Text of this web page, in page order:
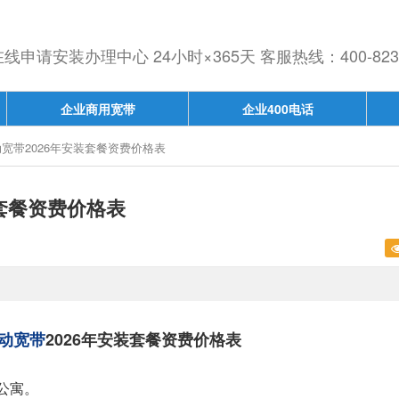
申请安装办理中心 24小时×365天 客服热线：400-
企业商用宽带 企业400电话
带2026年安装套餐资费价格表
餐资费价格表
宽带2026年安装套餐资费价格表
寓。